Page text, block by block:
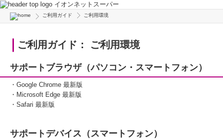
イオンネットスーパー
ご利用ガイド ご利用環境
ご利用ガイド： ご利用環境
サポートブラウザ（パソコン・スマートフォン）
・Google Chrome 最新版
・Microsoft Edge 最新版
・Safari 最新版
サポートデバイス（スマートフォン）